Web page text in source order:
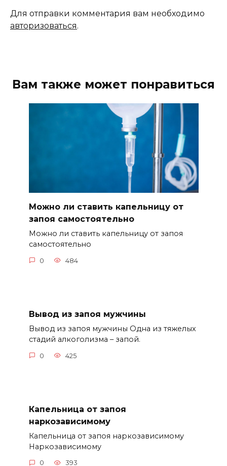
Для отправки комментария вам необходимо
авторизоваться.
Вам также может понравиться
Можно ли ставить капельницу от
запоя самостоятельно
Можно ли ставить капельницу от запоя
самостоятельно
0 484
Вывод из запоя мужчины
Вывод из запоя мужчины Одна из тяжелых
стадий алкоголизма – запой.
0 425
Капельница от запоя
наркозависимому
Капельница от запоя наркозависимому
Наркозависимому
0 393